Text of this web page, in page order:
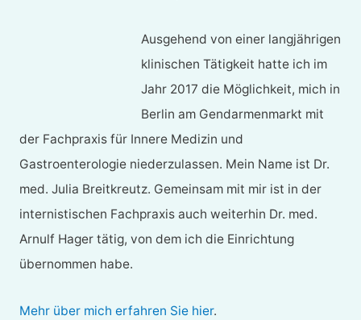
Ausgehend von einer langjährigen
klinischen Tätigkeit hatte ich im
Jahr 2017 die Möglichkeit, mich in
Berlin am Gendarmenmarkt mit
der Fachpraxis für Innere Medizin und
Gastroenterologie niederzulassen. Mein Name ist Dr.
med. Julia Breitkreutz. Gemeinsam mit mir ist in der
internistischen Fachpraxis auch weiterhin Dr. med.
Arnulf Hager tätig, von dem ich die Einrichtung
übernommen habe.
Mehr über mich erfahren Sie hier.